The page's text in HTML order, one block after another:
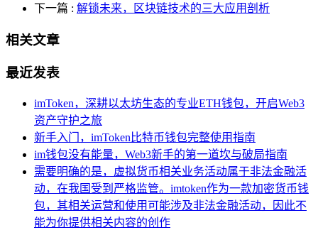
下一篇 : 解锁未来，区块链技术的三大应用剖析
相关文章
最近发表
imToken，深耕以太坊生态的专业ETH钱包，开启Web3
资产守护之旅
新手入门，imToken比特币钱包完整使用指南
im钱包没有能量，Web3新手的第一道坎与破局指南
需要明确的是，虚拟货币相关业务活动属于非法金融活
动，在我国受到严格监管。imtoken作为一款加密货币钱
包，其相关运营和使用可能涉及非法金融活动，因此不
能为你提供相关内容的创作